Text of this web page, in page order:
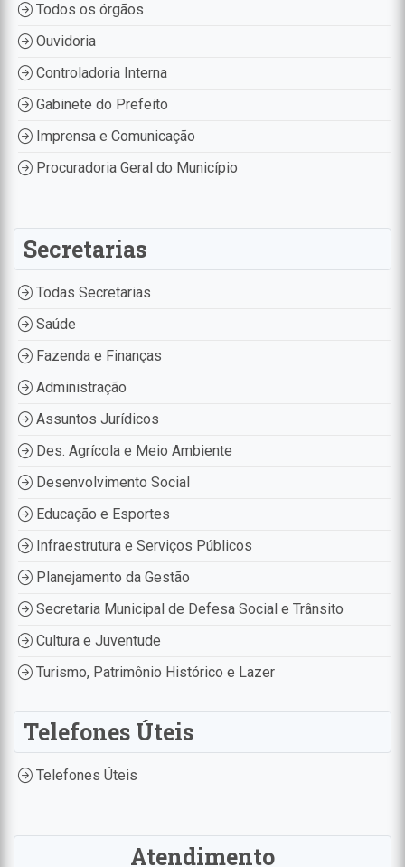
Todos os órgãos
Ouvidoria
Controladoria Interna
Gabinete do Prefeito
Imprensa e Comunicação
Procuradoria Geral do Município
Secretarias
Todas Secretarias
Saúde
Fazenda e Finanças
Administração
Assuntos Jurídicos
Des. Agrícola e Meio Ambiente
Desenvolvimento Social
Educação e Esportes
Infraestrutura e Serviços Públicos
Planejamento da Gestão
Secretaria Municipal de Defesa Social e Trânsito
Cultura e Juventude
Turismo, Patrimônio Histórico e Lazer
Telefones Úteis
Telefones Úteis
Atendimento